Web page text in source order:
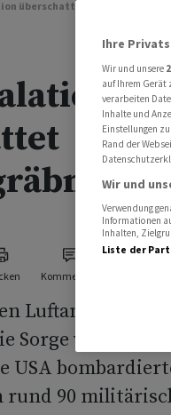
überschattet Staatsbegräbnis
Kommentare
Luftangriffen
Sorge vor einer
USA
rund 90
Ihre
Wir und unsere
auf Ihrem Gerät
verarbeiten
Inhalte und
Einstellungen
Rand der
Wir und
Verwendung
Informationen
Inhalten,
Liste der